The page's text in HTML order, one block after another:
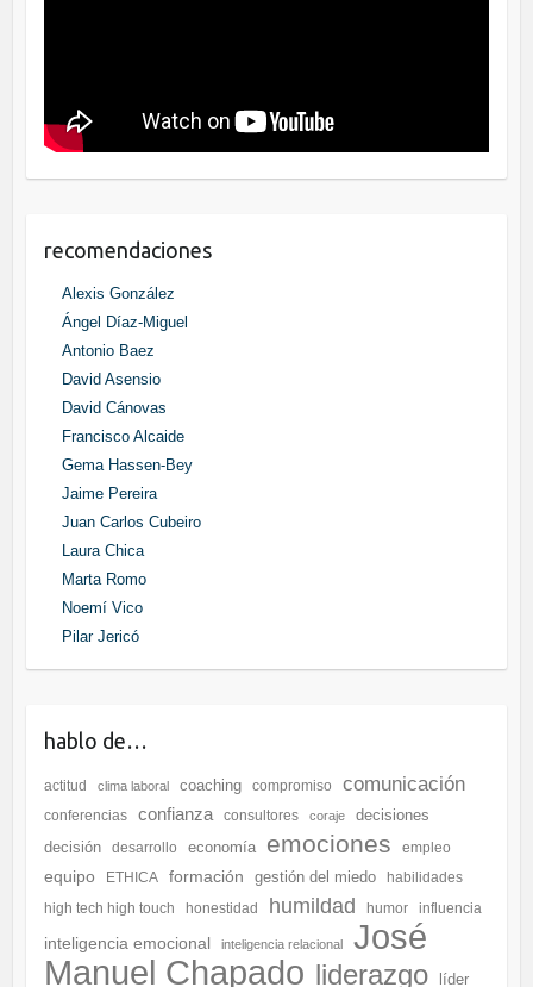
recomendaciones
Alexis González
Ángel Díaz-Miguel
Antonio Baez
David Asensio
David Cánovas
Francisco Alcaide
Gema Hassen-Bey
Jaime Pereira
Juan Carlos Cubeiro
Laura Chica
Marta Romo
Noemí Vico
Pilar Jericó
hablo de…
actitud clima laboral coaching compromiso comunicación
conferencias confianza consultores coraje
decisiones
decisión
desarrollo economía emociones empleo
equipo ETHICA formación gestión del miedo
habilidades
high tech high touch
honestidad humildad humor influencia
inteligencia emocional inteligencia relacional
José
Manuel Chapado liderazgo líder